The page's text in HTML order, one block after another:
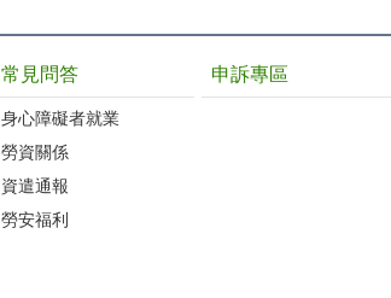
常見問答
身心障礙者就業
勞資關係
資遣通報
勞安福利
申訴專區